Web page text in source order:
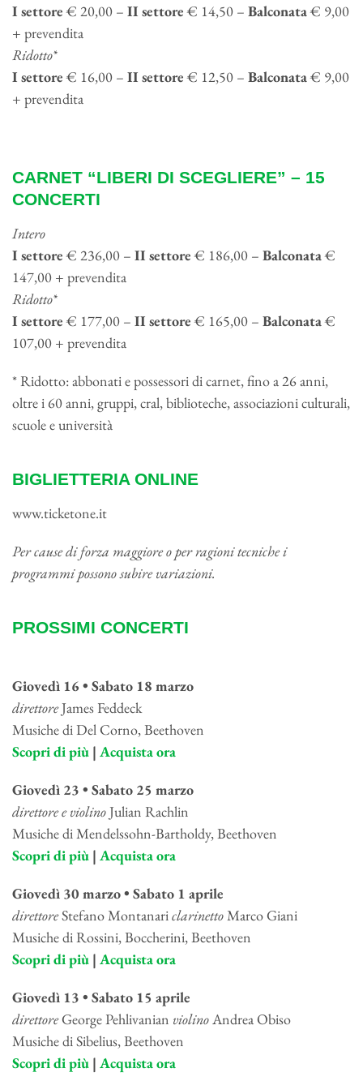
I settore€ 20,00 – II settore€ 14,50 – Balconata€ 9,00
+ prevendita
Ridotto*
I settore€ 16,00 – II settore€ 12,50 – Balconata€ 9,00
+ prevendita
CARNET “LIBERI DI SCEGLIERE” – 15
CONCERTI
Intero
I settore€ 236,00 – II settore€ 186,00 – Balconata€
147,00 + prevendita
Ridotto*
I settore€ 177,00 – II settore€ 165,00 – Balconata€
107,00 + prevendita
* Ridotto: abbonati e possessori di carnet, fino a 26 anni,
oltre i 60 anni, gruppi, cral, biblioteche, associazioni culturali,
scuole e università
BIGLIETTERIA ONLINE
www.ticketone.it
Per cause di forza maggiore o per ragioni tecniche i
programmi possono subire variazioni.
PROSSIMI CONCERTI
Giovedì 16 • Sabato 18 marzo
direttoreJames Feddeck
Musiche di Del Corno, Beethoven
Scopri di più | Acquista ora
Giovedì 23 • Sabato 25 marzo
direttore e violinoJulian Rachlin
Musiche di Mendelssohn-Bartholdy, Beethoven
Scopri di più | Acquista ora
Giovedì 30 marzo • Sabato 1 aprile
direttoreStefano MontanariclarinettoMarco Giani
Musiche di Rossini, Boccherini, Beethoven
Scopri di più | Acquista ora
Giovedì 13 • Sabato 15 aprile
direttoreGeorge Pehlivanian violinoAndrea Obiso
Musiche di Sibelius, Beethoven
Scopri di più | Acquista ora